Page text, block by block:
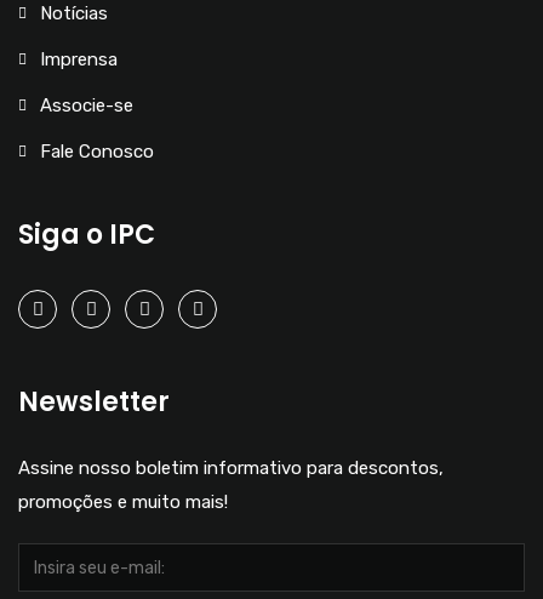
Notícias
Imprensa
Associe-se
Fale Conosco
Siga o IPC
Newsletter
Assine nosso boletim informativo para descontos,
promoções e muito mais!